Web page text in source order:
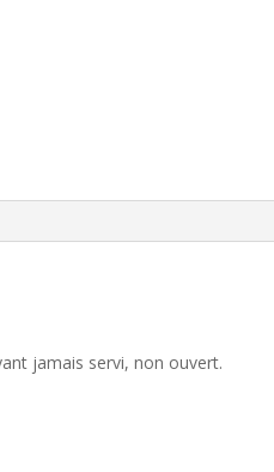
jamais servi, non ouvert.